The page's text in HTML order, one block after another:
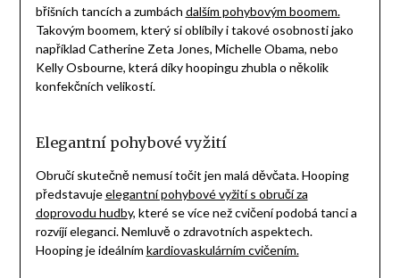
břišních tancích a zumbách dalším pohybovým boomem.
Takovým boomem, který si oblíbily i takové osobnosti jako
například Catherine Zeta Jones, Michelle Obama, nebo
Kelly Osbourne, která díky hoopingu zhubla o několik
konfekčních velikostí.
Elegantní pohybové vyžití
Obručí skutečně nemusí točit jen malá děvčata. Hooping
představujeelegantní pohybové vyžití s obručí za
doprovodu hudby, které se více než cvičení podobá tanci a
rozvíjí eleganci. Nemluvě o zdravotních aspektech.
Hooping je ideálním kardiovaskulárním cvičením.